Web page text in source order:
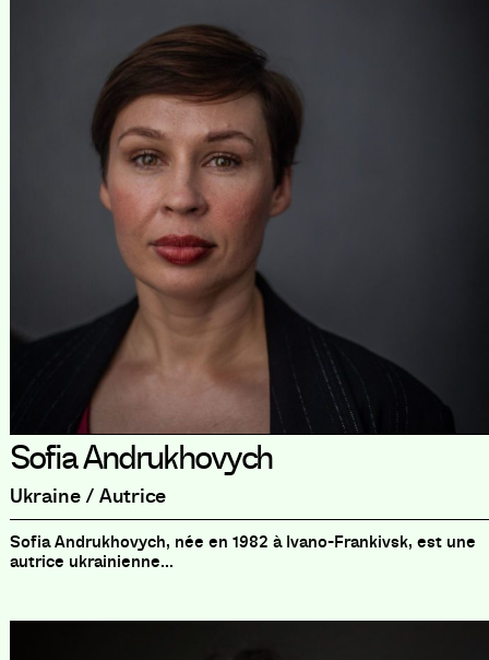
Sofia Andrukhovych
Ukraine / Autrice
Sofia Andrukhovych, née en 1982 à Ivano-Frankivsk, est une
autrice ukrainienne...